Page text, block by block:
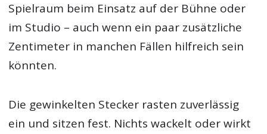
Spielraum beim Einsatz auf der Bühne oder
im Studio – auch wenn ein paar zusätzliche
Zentimeter in manchen Fällen hilfreich sein
könnten.
Die gewinkelten Stecker rasten zuverlässig
ein und sitzen fest. Nichts wackelt oder wirkt